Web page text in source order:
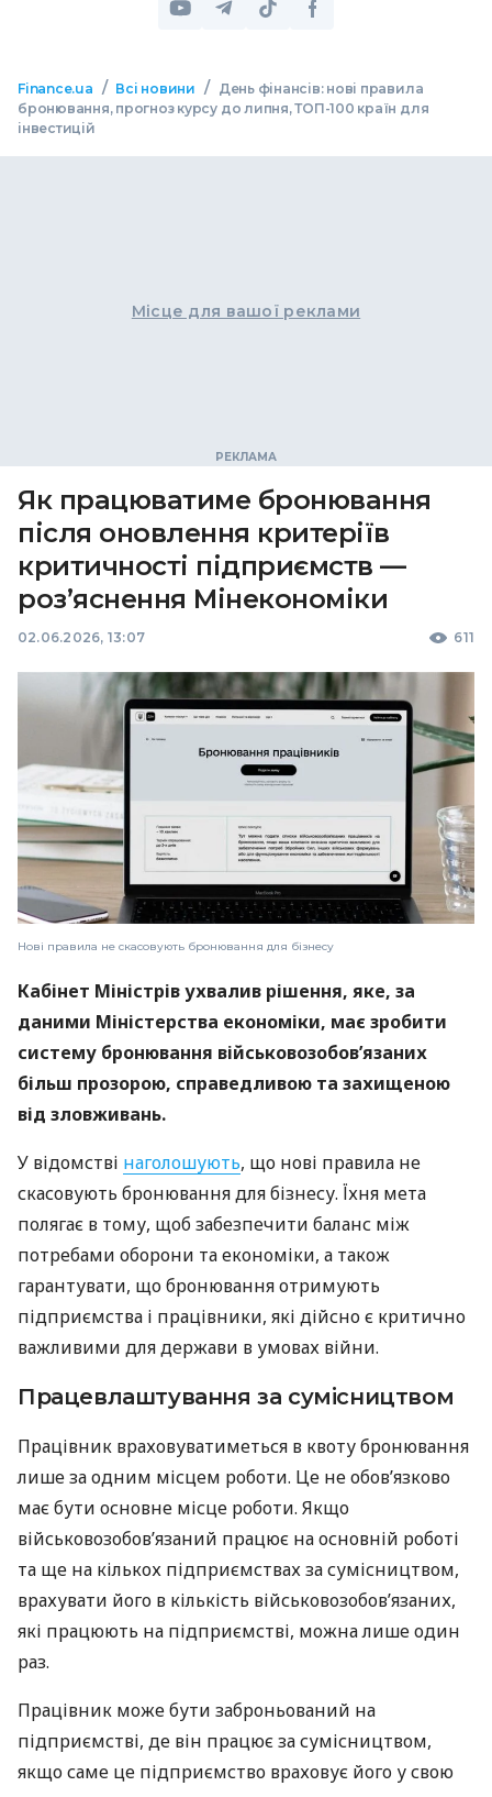
Finance.ua / Всі новини /
День фінансів: нові правила
бронювання, прогноз курсу до липня, ТОП-100 країн для
інвестицій
Місце для вашої реклами
Як працюватиме бронювання
після оновлення критеріїв
критичності підприємств —
роз’яснення Мінекономіки
02.06.2026, 13:07 611
Нові правила не скасовують бронювання для бізнесу
Кабінет Міністрів ухвалив рішення, яке, за
даними Міністерства економіки, має зробити
систему бронювання військовозобов’язаних
більш прозорою, справедливою та захищеною
від зловживань.
У відомстві наголошують, що нові правила не
скасовують бронювання для бізнесу. Їхня мета
полягає в тому, щоб забезпечити баланс між
потребами оборони та економіки, а також
гарантувати, що бронювання отримують
підприємства і працівники, які дійсно є критично
важливими для держави в умовах війни.
Працевлаштування за сумісництвом
Працівник враховуватиметься в квоту бронювання
лише за одним місцем роботи. Це не обов’язково
має бути основне місце роботи. Якщо
військовозобов’язаний працює на основній роботі
та ще на кількох підприємствах за сумісництвом,
врахувати його в кількість військовозобов’язаних,
які працюють на підприємстві, можна лише один
раз.
Працівник може бути заброньований на
підприємстві, де він працює за сумісництвом,
якщо саме це підприємство враховує його у свою